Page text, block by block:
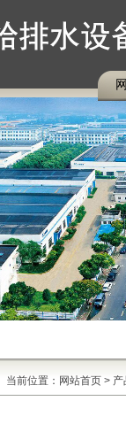
当前位置： 网站首页 > 产